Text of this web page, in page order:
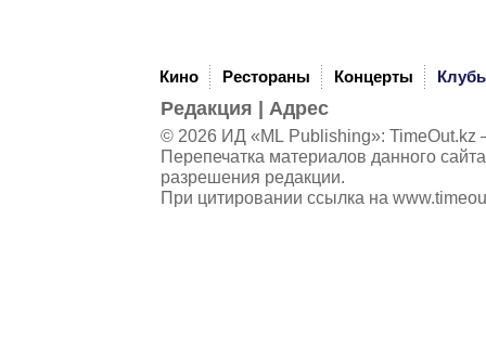
Кино Рестораны Концерты
Редакция Адрес
© 2026 ИД «ML Publishing»: TimeOut.kz
Перепечатка материалов данного
разрешения редакции.
При цитировании ссылка на